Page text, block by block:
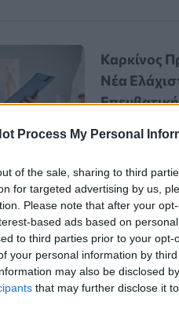
Process My Personal
of the sale, sharing to third
for targeted advertising by us,
Please note that after your
based ads based on
to third parties prior to your
your personal information by
may also be disclosed
that may further disclose it
Καρκίνος
Νέα